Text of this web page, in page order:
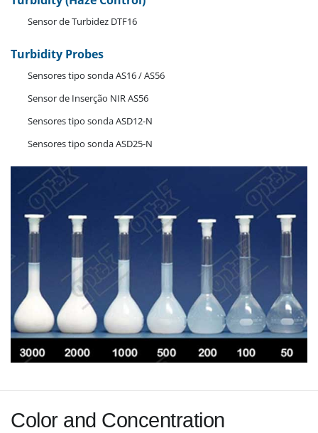
Sensor de Turbidez DTF16
Turbidity Probes
Sensores tipo sonda AS16 / AS56
Sensor de Inserção NIR AS56
Sensores tipo sonda ASD12-N
Sensores tipo sonda ASD25-N
Color and Concentration